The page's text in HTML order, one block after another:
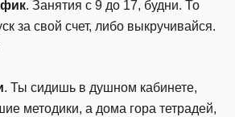
. Занятия с 9 до 17, будни. То
за свой счет, либо выкручивайся.
. Ты сидишь в душном кабинете,
методики, а дома гора тетрадей,